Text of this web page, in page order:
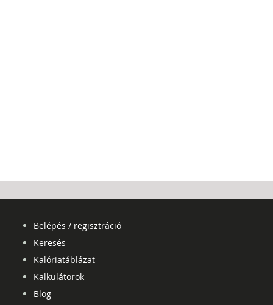
Belépés / regisztráció
Keresés
Kalóriatáblázat
Kalkulátorok
Blog